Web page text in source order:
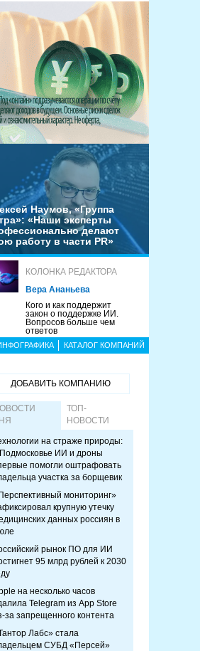
Наумов, «Группа
«Наши эксперты
делают
работу в части PR»
КОЛОНКА РЕДАКТОРА
Вера Ананьева
Кого и как поддержит
закон о поддержке ИИ.
Вопросов больше чем
ответов
КАТАЛОГ КОМПАНИЙ
ДОБАВИТЬ КОМПАНИЮ
ТОП-
НОВОСТИ
на страже природы:
ИИ и дроны
помогли оштрафовать
участка за борщевик
мониторинг»
крупную утечку
данных россиян в
рынок ПО для ИИ
95 млрд рублей к 2030
на несколько часов
Telegram из App Store
за запрещенного контента
Лабс» стала
СУБД «Персей»